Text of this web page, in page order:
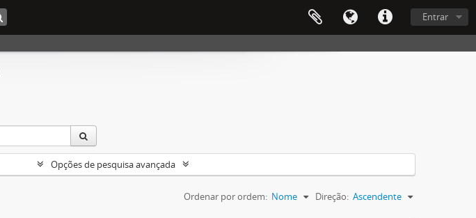
Entrar
Opções de pesquisa avançada
Ordenar por ordem: Nome Direção: Ascendente